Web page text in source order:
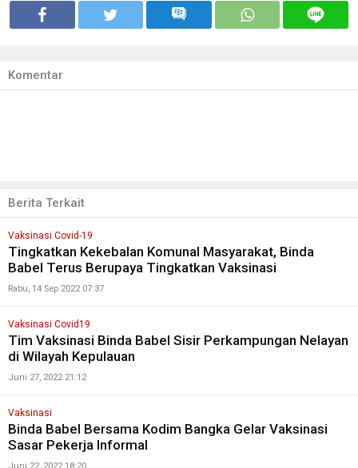
Komentar
Berita Terkait
Vaksinasi Covid-19
Tingkatkan Kekebalan Komunal Masyarakat, Binda
Babel Terus Berupaya Tingkatkan Vaksinasi
Rabu, 14 Sep 2022 07:37
Vaksinasi Covid19
Tim Vaksinasi Binda Babel Sisir Perkampungan Nelayan
di Wilayah Kepulauan
Juni 27, 2022 21:12
Vaksinasi
Binda Babel Bersama Kodim Bangka Gelar Vaksinasi
Sasar Pekerja Informal
Juni 22, 2022 18:20